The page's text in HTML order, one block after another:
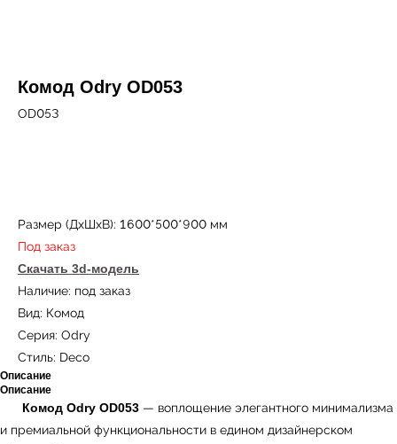
Комод Odry OD053
OD053
Размер (ДxШxВ): 1600*500*900 мм
Под заказ
Скачать 3d-модель
Наличие: под заказ
Вид: Комод
Серия: Odry
Стиль: Deco
Описание
Описание
Комод Odry OD053 — воплощение элегантного минимализма
и премиальной функциональности в едином дизайнерском